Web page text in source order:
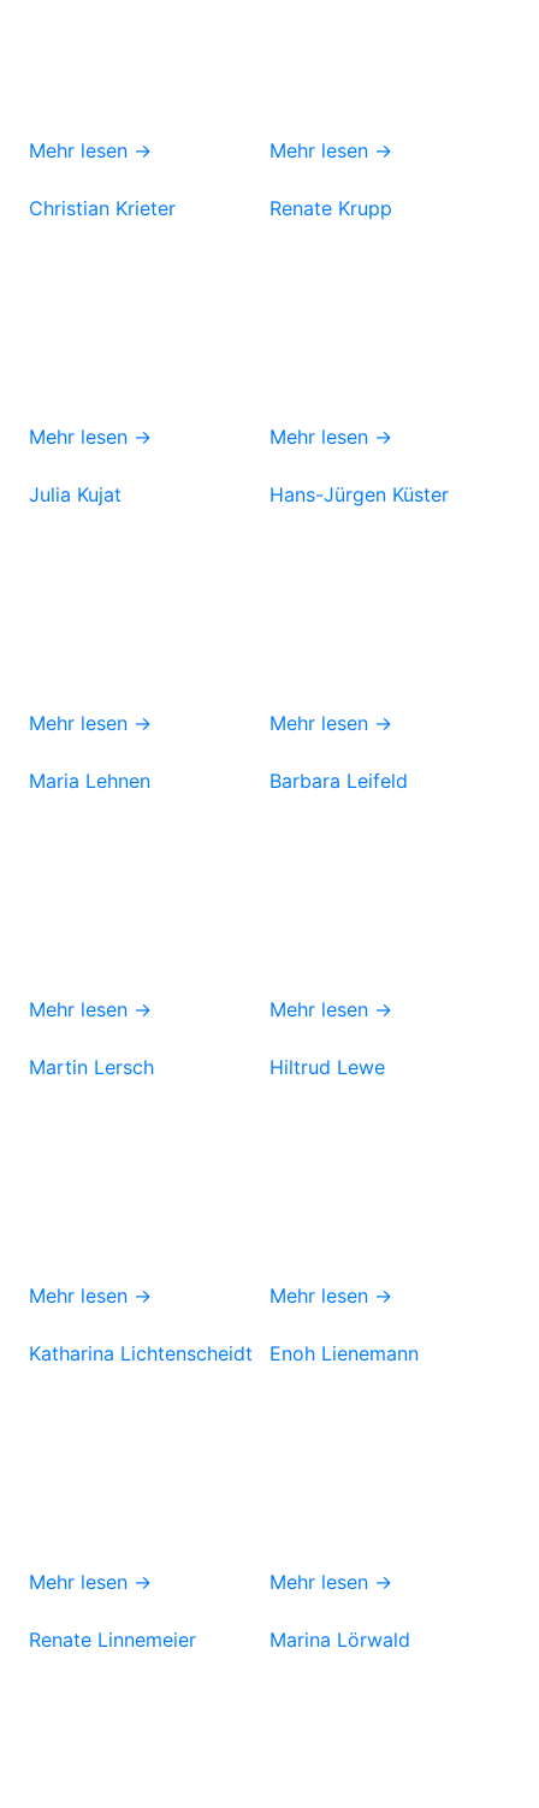
Mehr lesen → Mehr lesen →
Christian Krieter
Mehr lesen →
Renate Krupp
Mehr lesen →
Julia Kujat
Mehr lesen →
Hans-Jürgen Küster
Mehr lesen →
Maria Lehnen
Mehr lesen →
Barbara Leifeld
Mehr lesen →
Martin Lersch
Mehr lesen →
Hiltrud Lewe
Mehr lesen →
Katharina Lichtenscheidt
Mehr lesen →
Enoh Lienemann
Mehr lesen →
Renate Linnemeier Marina Lörwald